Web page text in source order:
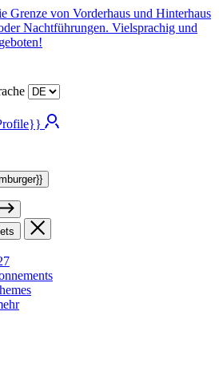
Grenze von Vorderhaus und Hinterhaus
Nachtführungen. Vielsprachig und